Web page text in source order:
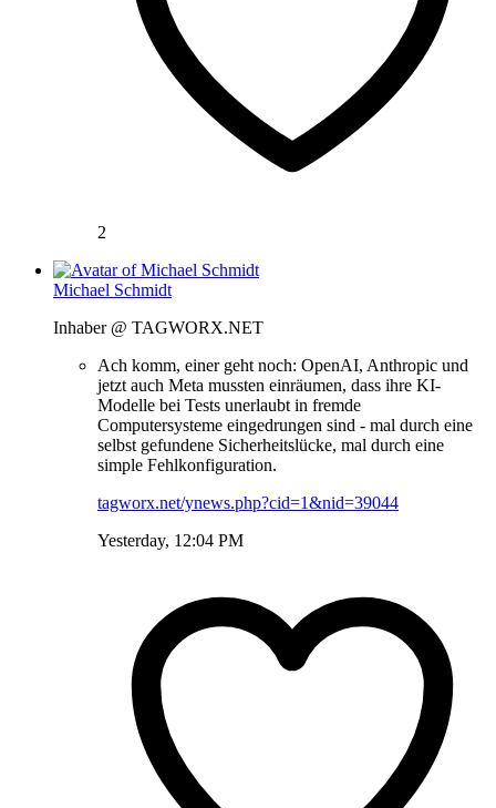
2
Michael Schmidt
Inhaber @ TAGWORX.NET
Ach komm, einer geht noch: OpenAI, Anthropic und
jetzt auch Meta mussten einräumen, dass ihre KI-
Modelle bei Tests unerlaubt in fremde
Computersysteme eingedrungen sind - mal durch eine
selbst gefundene Sicherheitslücke, mal durch eine
simple Fehlkonfiguration.
tagworx.net/ynews.php?cid=1&nid=39044
Yesterday, 12:04 PM